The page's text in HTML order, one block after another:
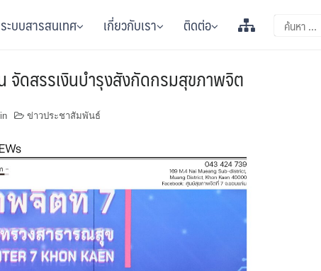
ระบบสารสนเทศ เกี่ยวกับเรา ติดต่อ
ดสรรเงินบำรุงสังกัดกรมสุขภาพจิต
ข่าวประชาสัมพันธ์